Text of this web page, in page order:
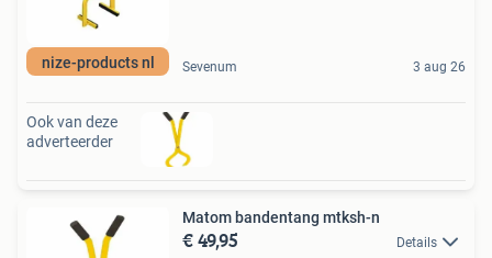
nize-products nl Sevenum 3 aug 26
Ook van deze
adverteerder
Matom bandentang mtksh-n
€ 49,95 Details